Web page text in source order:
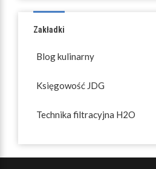
Zakładki
Blog kulinarny
Księgowość JDG
Technika filtracyjna H2O